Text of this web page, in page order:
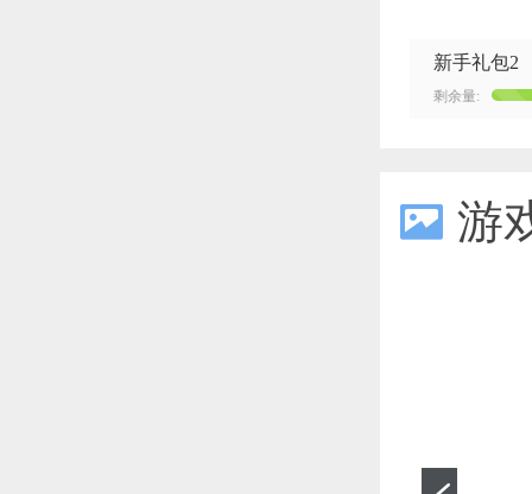
新手礼包2
剩余量:
 游